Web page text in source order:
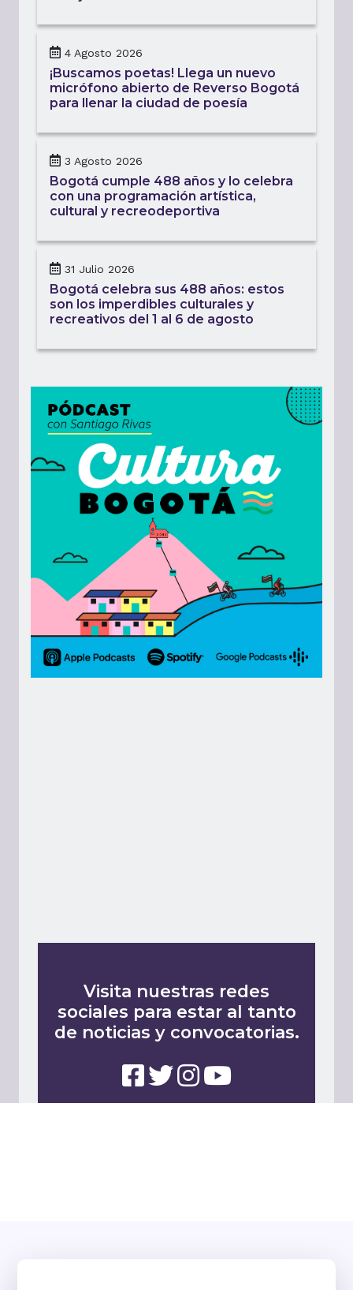
4 Agosto 2026
¡Buscamos poetas! Llega un nuevo
micrófono abierto de Reverso Bogotá
para llenar la ciudad de poesía
3 Agosto 2026
Bogotá cumple 488 años y lo celebra
con una programación artística,
cultural y recreodeportiva
31 Julio 2026
Bogotá celebra sus 488 años: estos
son los imperdibles culturales y
recreativos del 1 al 6 de agosto
Visita nuestras redes
sociales para estar al tanto
de noticias y convocatorias.